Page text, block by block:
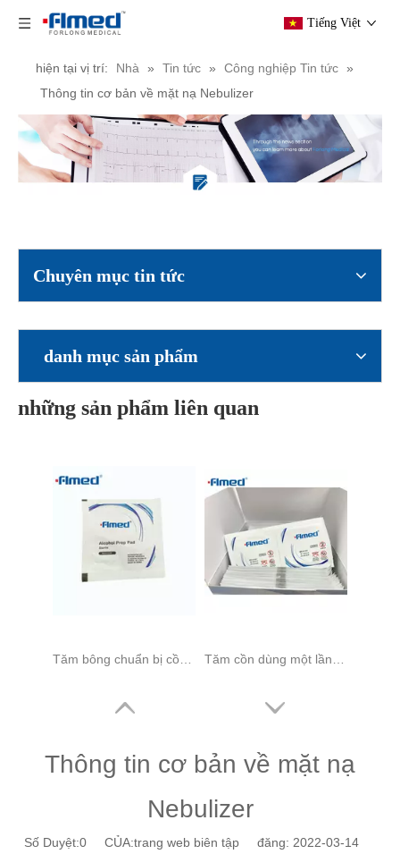
Tiếng Việt
hiện tại vị trí: Nhà » Tin tức » Công nghiệp Tin tức »
Thông tin cơ bản về mặt nạ Nebulizer
Chuyên mục tin tức
danh mục sản phẩm
những sản phẩm liên quan
Miếng dán mắt Miếng dán mắt không dệt có miếng thấm Hình bầu dục Miếng đệm mắt vô trùng y tế được đóng gói riêng
Thông tin cơ bản về mặt nạ
Nebulizer
Số Duyệt:0CỦA:trang web biên tập đăng: 2022-03-14